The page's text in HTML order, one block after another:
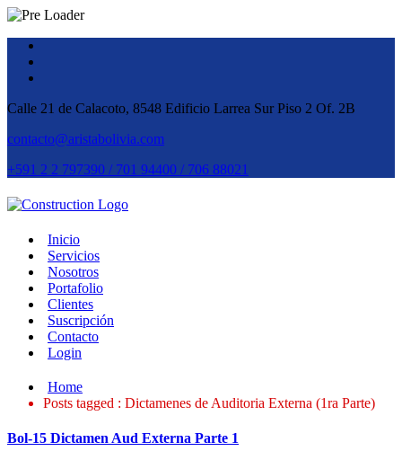
Calle 21 de Calacoto, 8548 Edificio Larrea Sur Piso 2 Of. 2B
contacto@aristabolivia.com
+591 2 2 797390 / 701 94400 / 706 88021
Inicio
Servicios
Nosotros
Portafolio
Clientes
Suscripción
Contacto
Login
Home
Posts tagged : Dictamenes de Auditoria Externa (1ra Parte)
Bol-15 Dictamen Aud Externa Parte 1